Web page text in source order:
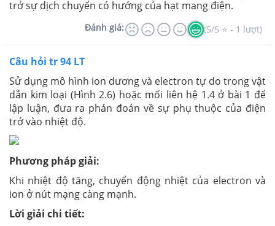
trở sự dịch chuyển có hướng của hạt mang điện.
Đánh giá: (5/5 ⭐ - 1 lượt)
Câu hỏi tr 94 LT
Sử dụng mô hình ion dương và electron tự do trong vật
dẫn kim loại (Hình 2.6) hoặc mối liên hệ 1.4 ở bài 1 để
lập luận, đưa ra phán đoán về sự phụ thuộc của điện
trở vào nhiệt độ.
Phương pháp giải:
Khi nhiệt độ tăng, chuyển động nhiệt của electron và
ion ở nút mạng càng mạnh.
Lời giải chi tiết: